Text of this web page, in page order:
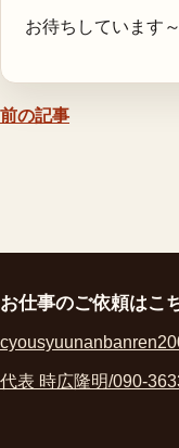
お待ちしています
前の記事
お仕事のご依頼はこ
代表 時広隆明/090-